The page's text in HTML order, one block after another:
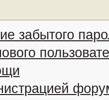
забытого